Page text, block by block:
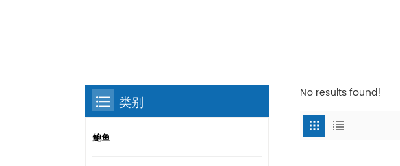
No results found!
类别
鲍鱼